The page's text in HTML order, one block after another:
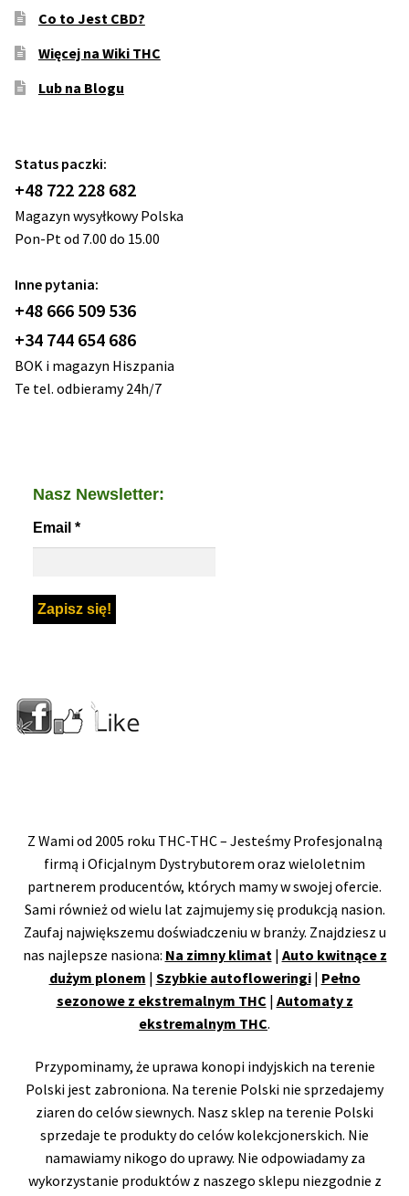
Co to Jest CBD?
Więcej na Wiki THC
Lub na Blogu
Status paczki:
+48 722 228 682
Magazyn wysyłkowy Polska
Pon-Pt od 7.00 do 15.00
Inne pytania:
+48 666 509 536
+34 744 654 686
BOK i magazyn Hiszpania
Te tel. odbieramy 24h/7
Nasz Newsletter:
Email *
Z Wami od 2005 roku THC-THC – Jesteśmy Profesjonalną
firmą i Oficjalnym Dystrybutorem oraz wieloletnim
partnerem producentów, których mamy w swojej ofercie.
Sami również od wielu lat zajmujemy się produkcją nasion.
Zaufaj największemu doświadczeniu w branży. Znajdziesz u
nas najlepsze nasiona: Na zimny klimat | Auto kwitnące z
dużym plonem | Szybkie autofloweringi| Pełno
sezonowe z ekstremalnym THC | Automaty z
ekstremalnym THC.
Przypominamy, że uprawa konopi indyjskich na terenie
Polski jest zabroniona. Na terenie Polski nie sprzedajemy
ziaren do celów siewnych. Nasz sklep na terenie Polski
sprzedaje te produkty do celów kolekcjonerskich. Nie
namawiamy nikogo do uprawy. Nie odpowiadamy za
wykorzystanie produktów z naszego sklepu niezgodnie z